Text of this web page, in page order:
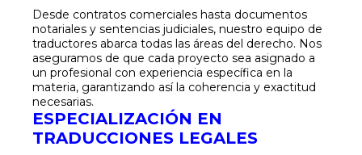
Desde contratos comerciales hasta documentos
notariales y sentencias judiciales, nuestro equipo de
traductores abarca todas las áreas del derecho. Nos
aseguramos de que cada proyecto sea asignado a
un profesional con experiencia específica en la
materia, garantizando así la coherencia y exactitud
necesarias.
ESPECIALIZACIÓN EN
TRADUCCIONES LEGALES